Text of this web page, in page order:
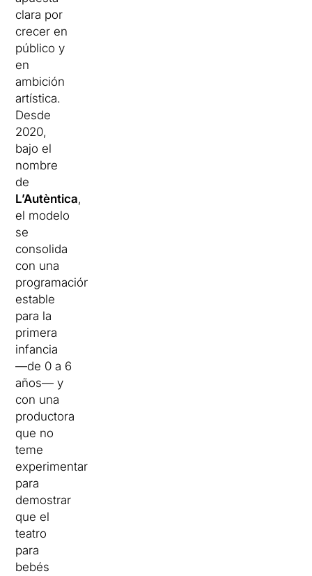
clara por
crecer en
público y
en
ambición
artística.
Desde
2020,
bajo el
nombre
de
L’Autèntica,
el modelo
se
consolida
con una
programación
estable
para la
primera
infancia
—de 0 a 6
años— y
con una
productora
que no
teme
experimentar
para
demostrar
que el
teatro
para
bebés